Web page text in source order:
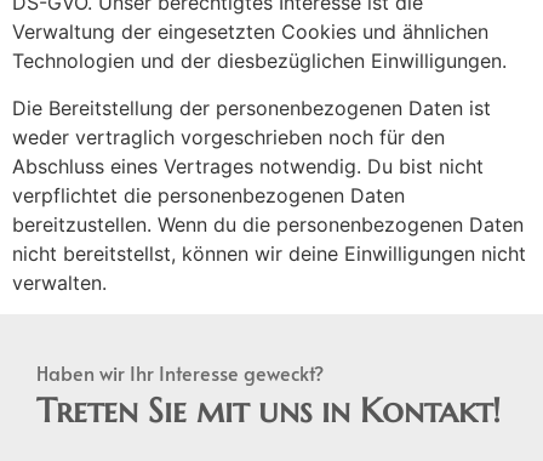
Verwaltung der eingesetzten Cookies und ähnlichen
Technologien und der diesbezüglichen Einwilligungen.
Die Bereitstellung der personenbezogenen Daten ist
weder vertraglich vorgeschrieben noch für den
Abschluss eines Vertrages notwendig. Du bist nicht
verpflichtet die personenbezogenen Daten
bereitzustellen. Wenn du die personenbezogenen Daten
nicht bereitstellst, können wir deine Einwilligungen nicht
verwalten.
Haben wir Ihr Interesse geweckt?
Treten Sie mit uns in Kontakt!